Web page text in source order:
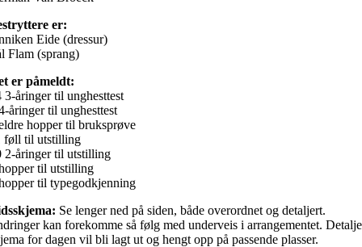
er:
Eide (dressur)
Flam (sprang)
er påmeldt:
3-åringer til unghesttest
åringer til unghesttest
hopper til bruksprøve
føll til utstilling
2-åringer til utstilling
til utstilling
til typegodkjenning
Se lenger ned på siden, både overordnet og detaljert.
kan forekomme så følg med underveis i arrangementet.
for dagen vil bli lagt ut og hengt opp på passende plasser.